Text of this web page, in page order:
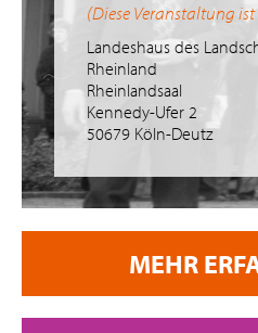
(Diese Veranstaltung
Landeshaus des
Rheinland
Rheinlandsaal
Kennedy-Ufer 2
50679 Köln-Deutz
MEHR